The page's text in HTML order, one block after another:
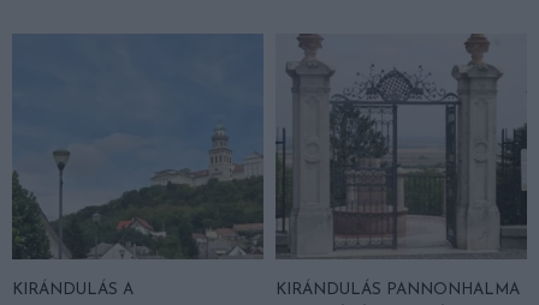
KIRÁNDULÁS A
KIRÁNDULÁS PANNONHALMA